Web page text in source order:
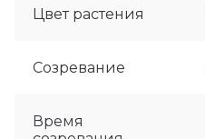
Цвет растения
Созревание
Время